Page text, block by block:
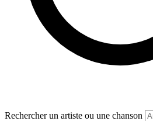
Rechercher un artiste ou une chanson